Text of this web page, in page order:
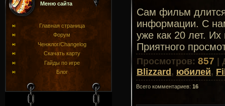
Меню сайта
Главная страница
Форум
Ченжлог/Changelog
Скачать карту
Гайды по игре
Блог
Сам фильм длится
информации. С
уже как 20 лет.
Приятного
Просмотров: 857
Blizzard , юбилей,
Всего комментариев: 16